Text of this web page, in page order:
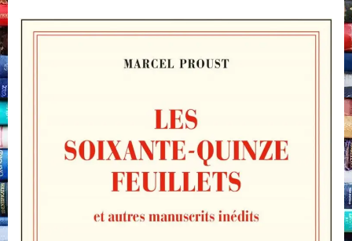
soixante-
feuillets,
Gallimard,